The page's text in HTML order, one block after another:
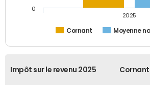
Cornant Moyenne
2025
0
Impôt sur le revenu 2025 Cornant